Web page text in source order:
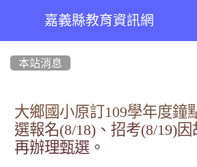
嘉義縣教育資訊網
本站消息
大鄉國小原訂109學年度鐘
選報名(8/18)、招考(8/19)
再辦理甄選。